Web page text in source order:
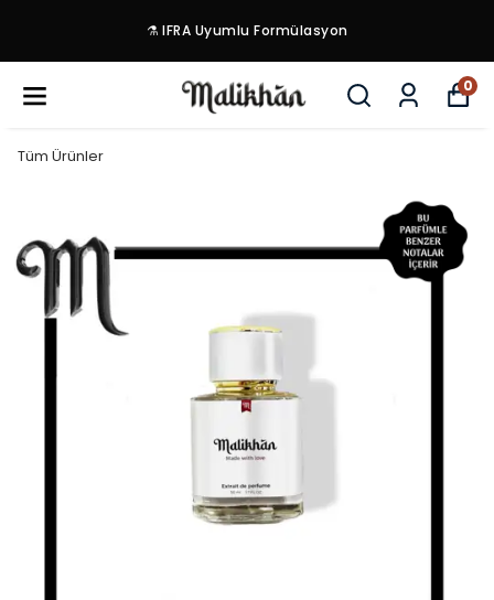
⚗️ IFRA Uyumlu Formülasyon
0
Tüm Ürünler